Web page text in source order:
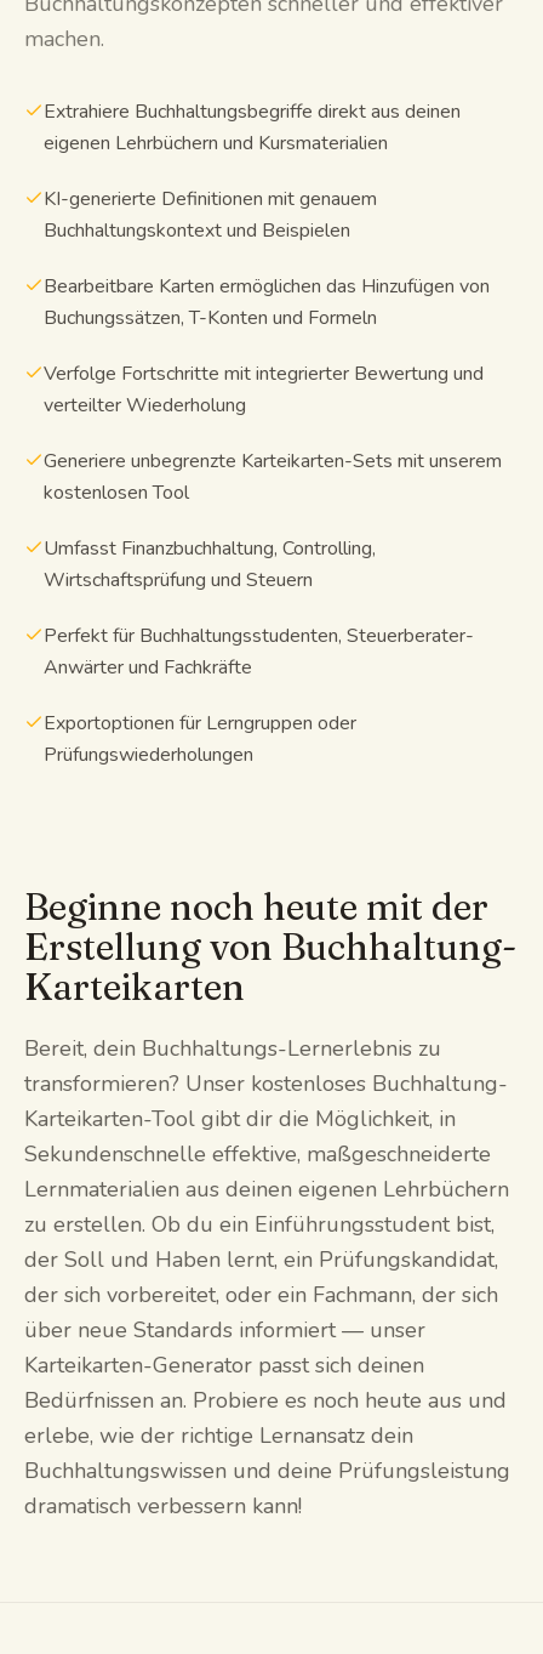
machen.
Extrahiere Buchhaltungsbegriffe direkt aus deinen
eigenen Lehrbüchern und Kursmaterialien
KI-generierte Definitionen mit genauem
Buchhaltungskontext und Beispielen
Bearbeitbare Karten ermöglichen das Hinzufügen von
Buchungssätzen, T-Konten und Formeln
Verfolge Fortschritte mit integrierter Bewertung und
verteilter Wiederholung
Generiere unbegrenzte Karteikarten-Sets mit unserem
kostenlosen Tool
Umfasst Finanzbuchhaltung, Controlling,
Wirtschaftsprüfung und Steuern
Perfekt für Buchhaltungsstudenten, Steuerberater-
Anwärter und Fachkräfte
Exportoptionen für Lerngruppen oder
Prüfungswiederholungen
Beginne noch heute mit der
Erstellung von Buchhaltung-
Karteikarten
Bereit, dein Buchhaltungs-Lernerlebnis zu
transformieren? Unser kostenloses Buchhaltung-
Karteikarten-Tool gibt dir die Möglichkeit, in
Sekundenschnelle effektive, maßgeschneiderte
Lernmaterialien aus deinen eigenen Lehrbüchern
zu erstellen. Ob du ein Einführungsstudent bist,
der Soll und Haben lernt, ein Prüfungskandidat,
der sich vorbereitet, oder ein Fachmann, der sich
über neue Standards informiert — unser
Karteikarten-Generator passt sich deinen
Bedürfnissen an. Probiere es noch heute aus und
erlebe, wie der richtige Lernansatz dein
Buchhaltungswissen und deine Prüfungsleistung
dramatisch verbessern kann!